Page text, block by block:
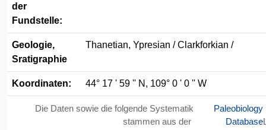
der
Fundstelle:
Geologie,
Sratigraphie
Thanetian, Ypresian / Clarkforkian /
Koordinaten: 44° 17 ' 59 '' N, 109° 0 ' 0 '' W
Die Daten sowie die folgende Systematik
stammen aus der
Paleobiology
Database